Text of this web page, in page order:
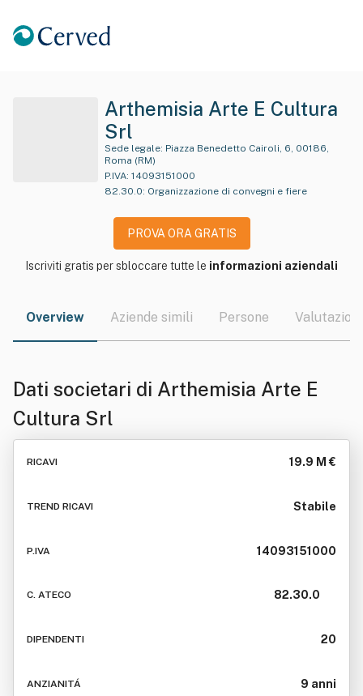
Arthemisia Arte E Cultura
Srl
Sede legale:
Roma (RM)
P.IVA: 14093151000
82.30.0: Organizzazione di convegni e fiere
PROVA ORA GRATIS
Iscriviti gratis per sbloccare tutte le informazioni aziendali
Overview Aziende simili Persone Valutazioni
Dati societari di Arthemisia Arte E
Cultura Srl
RICAVI 19.9 M €
TREND RICAVI Stabile
P.IVA 14093151000
C. ATECO 82.30.0
DIPENDENTI 20
ANZIANITÁ 9 anni